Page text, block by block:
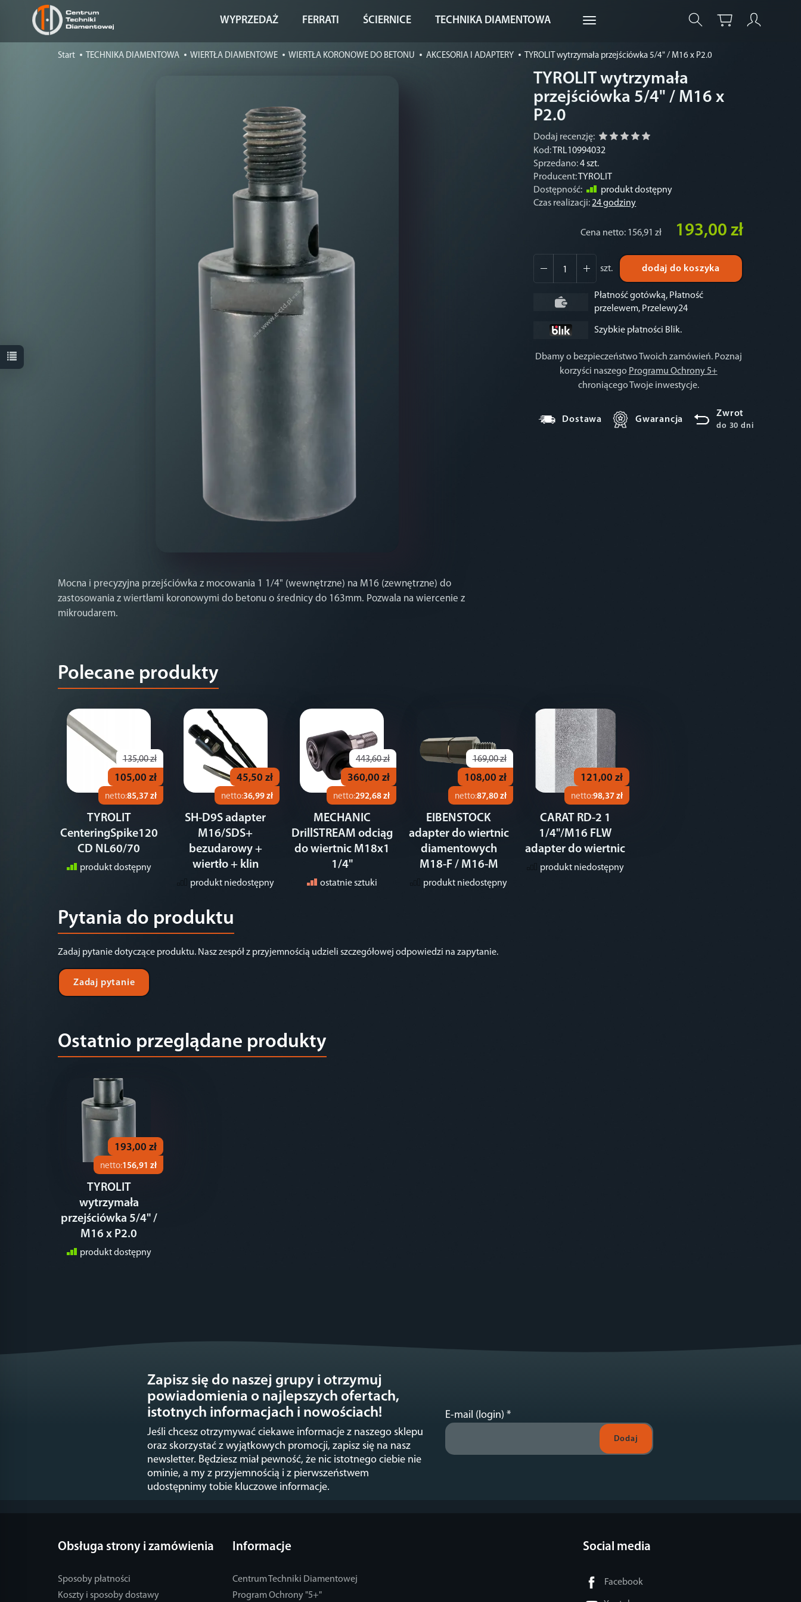
WYPRZEDAŻ FERRATI ŚCIERNICE TECHNIKA DIAMENTOWA
Start TECHNIKA DIAMENTOWA WIERTŁA DIAMENTOWE WIERTŁA KORONOWE DO BETONU AKCESORIA I ADAPTERY TYROLIT wytrzymała przejściówka 5/4" / M16 x P2.0
TYROLIT wytrzymała
przejściówka 5/4" / M16 x
P2.0
Dodaj recenzję:
Kod:TRL10994032
Sprzedano: 4 szt.
Producent:TYROLIT
Dostępność:
produkt dostępny
Czas realizacji: 24 godziny
Cena netto: 156,91 zł 193,00 zł
szt. dodaj do koszyka
Płatność gotówką, Płatność
przelewem, Przelewy24
Szybkie płatności Blik.
Dbamy o bezpieczeństwo Twoich zamówień. Poznaj
korzyści naszego Programu Ochrony 5+
chroniącego Twoje inwestycje.
Dostawa Gwarancja
Zwrot
do 30 dni
Mocna i precyzyjna przejściówka z mocowania 1 1/4" (wewnętrzne) na M16 (zewnętrzne) do
zastosowania z wiertłami koronowymi do betonu o średnicy do 163mm. Pozwala na wiercenie z
mikroudarem.
Polecane produkty
135,00 zł
105,00 zł
netto:85,37 zł
TYROLIT
CenteringSpike120
CD NL60/70
produkt dostępny
45,50 zł
netto:36,99 zł
SH-D9S adapter
M16/SDS+
bezudarowy +
wiertło + klin
produkt niedostępny
443,60 zł
360,00 zł
netto:292,68 zł
MECHANIC
DrillSTREAM odciąg
do wiertnic M18x1
1/4"
ostatnie sztuki
169,00 zł
108,00 zł
netto:87,80 zł
EIBENSTOCK
adapter do wiertnic
diamentowych
M18-F / M16-M
produkt niedostępny
121,00 zł
netto:98,37 zł
CARAT RD-2 1
1/4"/M16 FLW
adapter do wiertnic
produkt niedostępny
Pytania do produktu
Zadaj pytanie dotyczące produktu. Nasz zespół z przyjemnością udzieli szczegółowej odpowiedzi na zapytanie.
Zadaj pytanie
Ostatnio przeglądane produkty
193,00 zł
netto:156,91 zł
TYROLIT
wytrzymała
przejściówka 5/4" /
M16 x P2.0
produkt dostępny
Zapisz się do naszej grupy i otrzymuj
powiadomienia o najlepszych ofertach,
istotnych informacjach i nowościach!
Jeśli chcesz otrzymywać ciekawe informacje z naszego sklepu
oraz skorzystać z wyjątkowych promocji, zapisz się na nasz
newsletter. Będziesz miał pewność, że nic istotnego ciebie nie
ominie, a my z przyjemnością i z pierwszeństwem
udostępnimy tobie kluczowe informacje.
E-mail (login) *
Obsługa strony i zamówienia
Sposoby płatności
Koszty i sposoby dostawy
Informacje
Centrum Techniki Diamentowej
Program Ochrony "5+"
Social media
Facebook